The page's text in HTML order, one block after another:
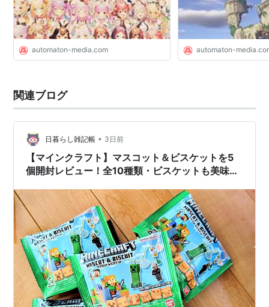
automaton-media.com automaton-
関連ブログ
日暮らし雑記帳 • 3日前
【マインクラフト】マスコット＆ビスケットを5
個開封レビュー！全10種類・ビスケットも美味し